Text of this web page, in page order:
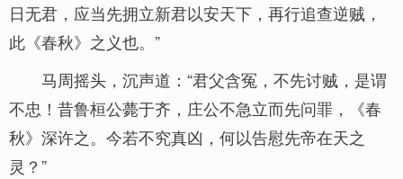
日无君，应当先拥立新君以安天下，再行追查逆贼，
此《春秋》之义也。”
马周摇头，沉声道：“君父含冤，不先讨贼，是谓
不忠！昔鲁桓公薨于齐，庄公不急立而先问罪，《春
秋》深许之。今若不究真凶，何以告慰先帝在天之
灵？”